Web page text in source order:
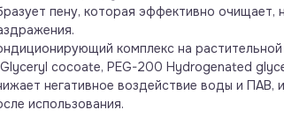
пену, которая эффективно очищает,
комплекс на
cocoate, PEG-200 Hydrogenated
негативное воздействие воды и ПАВ,
использования.